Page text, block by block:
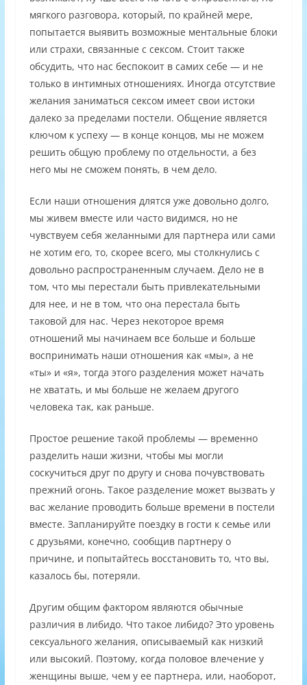
мягкого разговора, который, по крайней мере,
попытается выявить возможные ментальные блоки
или страхи, связанные с сексом. Стоит также
обсудить, что нас беспокоит в самих себе — и не
только в интимных отношениях. Иногда отсутствие
желания заниматься сексом имеет свои истоки
далеко за пределами постели. Общение является
ключом к успеху — в конце концов, мы не можем
решить общую проблему по отдельности, а без
него мы не сможем понять, в чем дело.
Если наши отношения длятся уже довольно долго,
мы живем вместе или часто видимся, но не
чувствуем себя желанными для партнера или сами
не хотим его, то, скорее всего, мы столкнулись с
довольно распространенным случаем. Дело не в
том, что мы перестали быть привлекательными
для нее, и не в том, что она перестала быть
таковой для нас. Через некоторое время
отношений мы начинаем все больше и больше
воспринимать наши отношения как «мы», а не
«ты» и «я», тогда этого разделения может начать
не хватать, и мы больше не желаем другого
человека так, как раньше.
Простое решение такой проблемы — временно
разделить наши жизни, чтобы мы могли
соскучиться друг по другу и снова почувствовать
прежний огонь. Такое разделение может вызвать у
вас желание проводить больше времени в постели
вместе. Запланируйте поездку в гости к семье или
с друзьями, конечно, сообщив партнеру о
причине, и попытайтесь восстановить то, что вы,
казалось бы, потеряли.
Другим общим фактором являются обычные
различия в либидо. Что такое либидо? Это уровень
сексуального желания, описываемый как низкий
или высокий. Поэтому, когда половое влечение у
женщины выше, чем у ее партнера, или, наоборот,